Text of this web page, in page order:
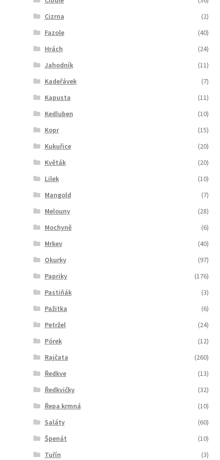
Cizrna
(2)
Fazole
(40)
Hrách
(24)
Jahodník
(11)
Kadeřávek
(7)
Kapusta
(11)
Kedluben
(10)
Kopr
(15)
Kukuřice
(20)
Květák
(20)
Lilek
(10)
Mangold
(7)
Melouny
(28)
Mochyně
(6)
Mrkev
(40)
Okurky
(97)
Papriky
(176)
Pastiňák
(3)
Pažitka
(6)
Petržel
(24)
Pórek
(12)
Rajčata
(260)
Ředkve
(13)
Ředkvičky
(32)
Řepa krmná
(10)
Saláty
(60)
Špenát
(10)
Tuřín
(3)